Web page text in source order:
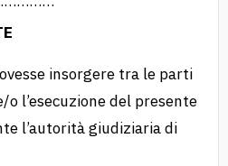
insorgere tra le parti
l’esecuzione del presente
l’autorità giudiziaria di